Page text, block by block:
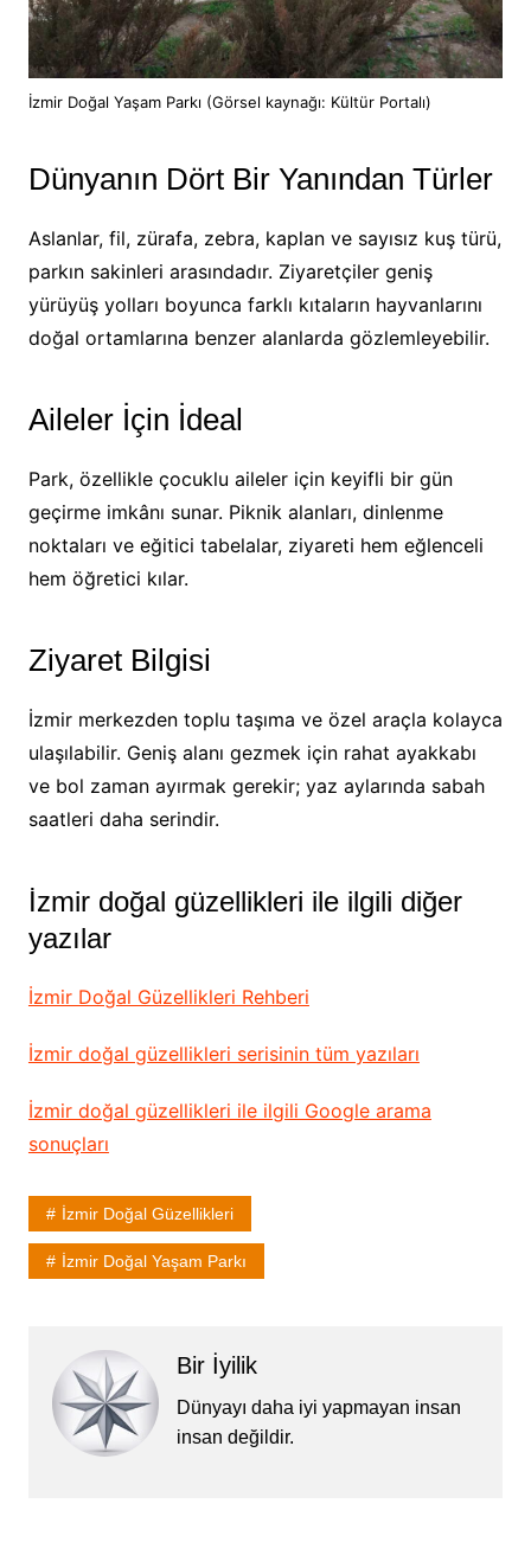
İzmir Doğal Yaşam Parkı (Görsel kaynağı: Kültür Portalı)
Dünyanın Dört Bir Yanından Türler
Aslanlar, fil, zürafa, zebra, kaplan ve sayısız kuş türü,
parkın sakinleri arasındadır. Ziyaretçiler geniş
yürüyüş yolları boyunca farklı kıtaların hayvanlarını
doğal ortamlarına benzer alanlarda gözlemleyebilir.
Aileler İçin İdeal
Park, özellikle çocuklu aileler için keyifli bir gün
geçirme imkânı sunar. Piknik alanları, dinlenme
noktaları ve eğitici tabelalar, ziyareti hem eğlenceli
hem öğretici kılar.
Ziyaret Bilgisi
İzmir merkezden toplu taşıma ve özel araçla kolayca
ulaşılabilir. Geniş alanı gezmek için rahat ayakkabı
ve bol zaman ayırmak gerekir; yaz aylarında sabah
saatleri daha serindir.
İzmir doğal güzellikleri ile ilgili diğer
yazılar
İzmir Doğal Güzellikleri Rehberi
İzmir doğal güzellikleri serisinin tüm yazıları
İzmir doğal güzellikleri ile ilgili Google arama
sonuçları
İzmir Doğal Güzellikleri
İzmir Doğal Yaşam Parkı
Bir İyilik
Dünyayı daha iyi yapmayan insan
insan değildir.